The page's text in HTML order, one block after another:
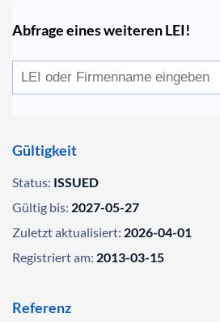
Abfrage eines weiteren LEI!
Gültigkeit
Status: ISSUED
Gültig bis: 2027-05-27
Zuletzt aktualisiert: 2026-04-01
Registriert am: 2013-03-15
Referenz